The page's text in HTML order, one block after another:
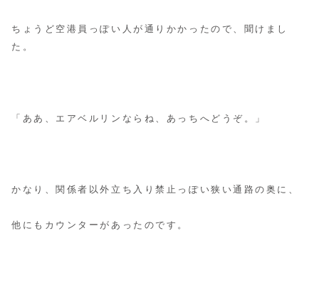
ちょうど空港員っぽい人が通りかかったので、聞けまし
た。
「ああ、エアベルリンならね、あっちへどうぞ。」
かなり、関係者以外立ち入り禁止っぽい狭い通路の奥に、
他にもカウンターがあったのです。